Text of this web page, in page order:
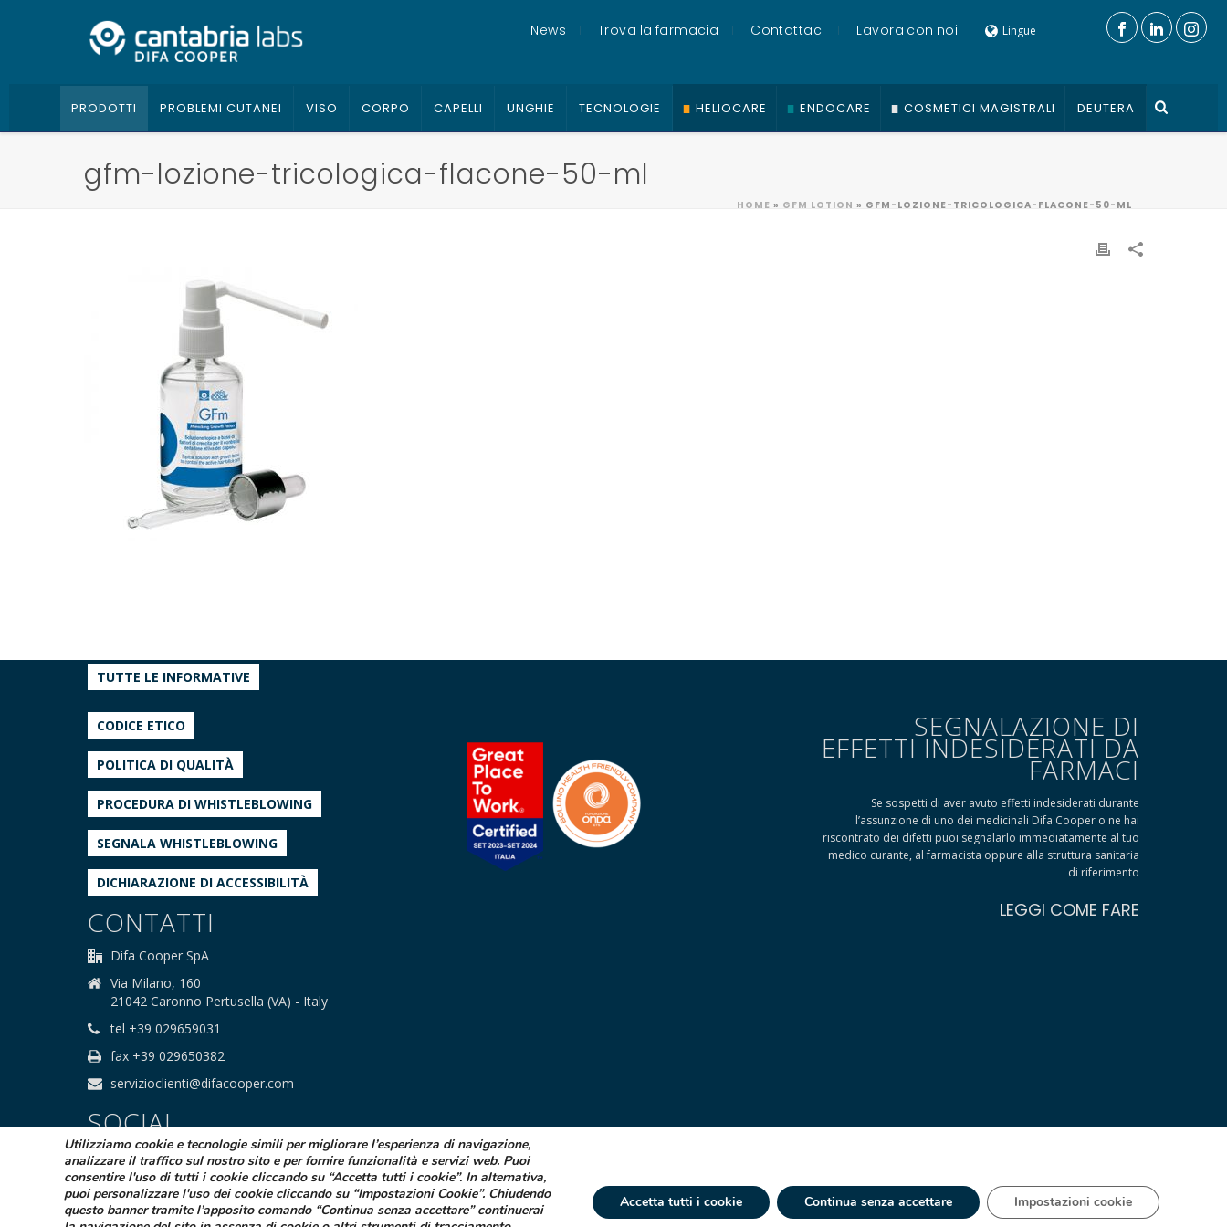
News Trova la farmacia Contattaci Lavora con noi Lingue
PRODOTTI PROBLEMI CUTANEI VISO CORPO CAPELLI UNGHIE TECNOLOGIE HELIOCARE ENDOCARE COSMETICI MAGISTRALI DEUTERA
gfm-lozione-tricologica-flacone-50-ml
HOME » GFM LOTION » GFM-LOZIONE-TRICOLOGICA-FLACONE-50-ML
TUTTE LE INFORMATIVE
CODICE ETICO
POLITICA DI QUALITÀ
PROCEDURA DI WHISTLEBLOWING
SEGNALA WHISTLEBLOWING
DICHIARAZIONE DI ACCESSIBILITÀ
CONTATTI
Difa Cooper SpA
Via Milano, 160
21042 Caronno Pertusella (VA) - Italy
tel +39 029659031
fax +39 029650382
servizioclienti@difacooper.com
SOCIAL
SEGNALAZIONE DI
EFFETTI INDESIDERATI DA
FARMACI
Se sospetti di aver avuto effetti indesiderati durante
l’assunzione di uno dei medicinali Difa Cooper o ne hai
riscontrato dei difetti puoi segnalarlo immediatamente al tuo
medico curante, al farmacista oppure alla struttura sanitaria
di riferimento
LEGGI COME FARE
Utilizziamo cookie e tecnologie simili per migliorare l’esperienza di navigazione,
analizzare il traffico sul nostro sito e per fornire funzionalità e servizi web. Puoi
consentire l'uso di tutti i cookie cliccando su “Accetta tutti i cookie”. In alternativa,
puoi personalizzare l'uso dei cookie cliccando su “Impostazioni Cookie”. Chiudendo
questo banner tramite l’apposito comando “Continua senza accettare” continuerai
Accetta tutti i cookie Continua senza accettare Impostazioni cookie